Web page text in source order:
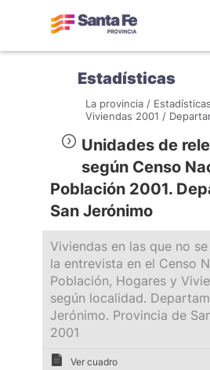
Estadísticas
La provincia /
Viviendas 2001 /
Unidades de
según Censo
Población 2001.
San Jerónimo
Viviendas en las que no
la entrevista en el Censo
Población, Hogares y
según localidad.
Jerónimo. Provincia de
2001
Ver cuadro